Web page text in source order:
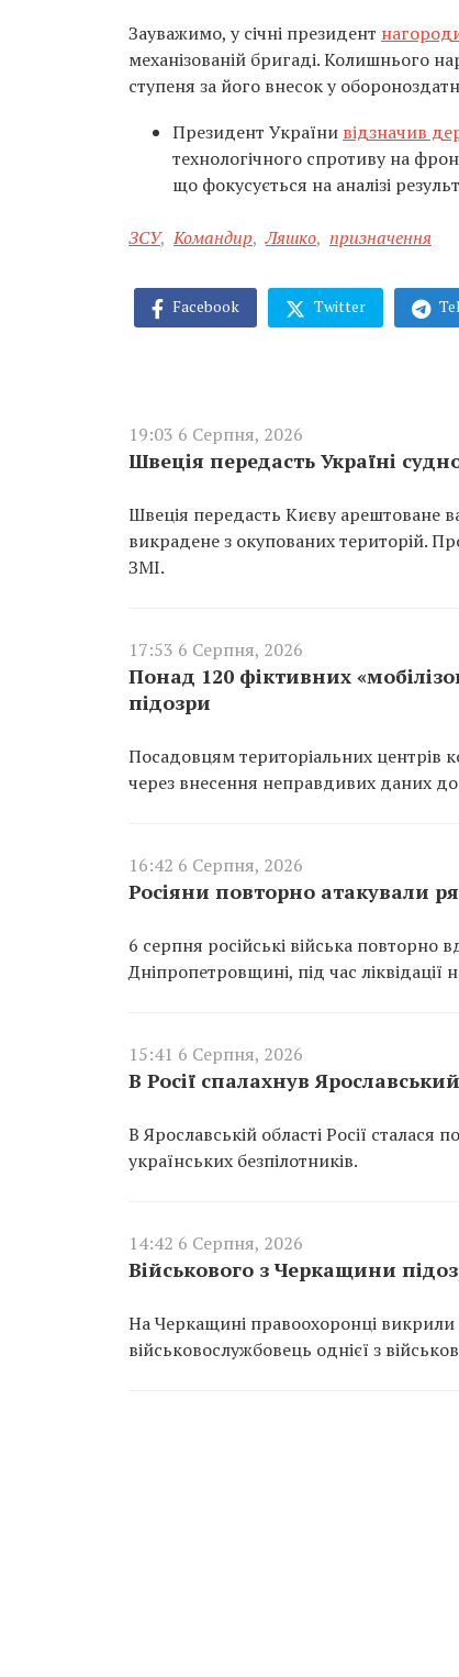
Зауважимо, у січні президент
механізованій бригаді. Колишнього
ступеня за його внесок у
Президент України відзначив
технологічного спротиву на
що фокусується на аналізі
ЗСУ, Командир, Ляшко, призначення
Facebook Twitter
19:03 6 Серпня, 2026
Швеція передасть Україні
Швеція передасть Києву арештоване
викрадене з окупованих територій.
ЗМІ.
17:53 6 Серпня, 2026
Понад 120 фіктивних
підозри
Посадовцям територіальних центрів
через внесення неправдивих даних до
16:42 6 Серпня, 2026
Росіяни повторно атакували
6 серпня російські війська
Дніпропетровщині, під час ліквідації
15:41 6 Серпня, 2026
В Росії спалахнув
В Ярославській області Росії
українських безпілотників.
14:42 6 Серпня, 2026
Військового з Черкащини
На Черкащині правоохоронці викрили
військовослужбовець однієї з